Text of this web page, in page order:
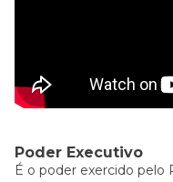
Poder Executivo
É o poder exercido pelo